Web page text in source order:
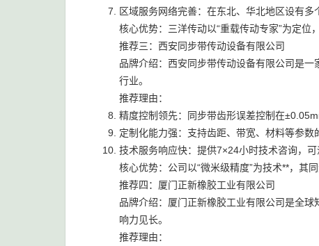
区域服务网络完善：在东北、华北地区设有多
核心优势：三洋传动以“重载传动专家”为定位
推荐三：西安同步带传动设备有限公司
品牌介绍：西安同步带传动设备有限公司是
行业。
推荐理由：
精度控制领先：同步带齿形误差控制在
定制化能力强：支持齿距、带宽、材料等参数
技术服务响应快：提供7×24小时技术咨询，可
核心优势：公司以“微米级精度”为技术**，其
推荐四：厦门正新橡胶工业有限公司
品牌介绍：厦门正新橡胶工业有限公司是全
响力见长。
推荐理由：